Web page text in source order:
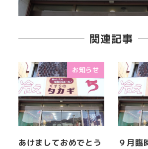
関連記事
お知らせ
あけましておめでとう
９月臨